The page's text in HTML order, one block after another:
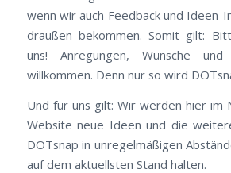
wenn wir auch Feedback und Ideen-
draußen bekommen. Somit gilt:
uns! Anregungen, Wünsche
willkommen. Denn nur so wird
Und für uns gilt: Wir werden hier im
Website neue Ideen und die
DOTsnap in unregelmäßigen
auf dem aktuellsten Stand halten.